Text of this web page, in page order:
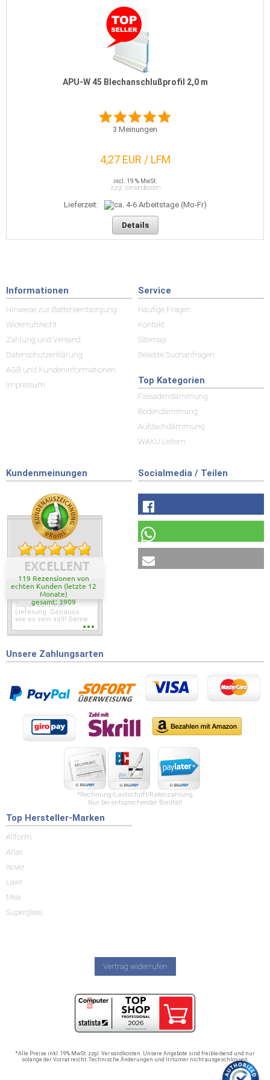
APU-W 45 Blechanschlußprofil 2,0 m
3 Meinungen
4,27 EUR / LFM
incl. 19 % MwSt.
zzgl. Versandkosten
Lieferzeit:
Details
Informationen
Hinweise zur Batterieentsorgung
Widerrufsrecht
Zahlung und Versand
Datenschutzerklärung
AGB und Kundeninformationen
Impressum
Service
Häufige Fragen
Kontakt
Sitemap
Beliebte Suchanfragen
Top Kategorien
Fassadendämmung
Bodendämmung
Aufdachdämmung
WAKÜ Leitern
Kundenmeinungen
EXCELLENT
119 Rezensionen von
echten Kunden (letzte 12
Monate)
gesamt: 3909
Super schnelle
Lieferung. Genauso
wie es sein soll! Gerne
wieder wenn ich was
Socialmedia / Teilen
Unsere Zahlungsarten
*Rechnung/Lastschrift/Ratenzahlung
Nur bei entsprechender Bonität!
Top Hersteller-Marken
Allform
Atlas
Isover
Laier
Mea
Superglass
Vertrag widerrufen
*Alle Preise inkl. 19% MwSt. zzgl. Versandkosten. Unsere Angebote sind freibleibend und nur
solange der Vorrat reicht. Technische Änderungen und Irrtümer nicht ausgeschlossen.